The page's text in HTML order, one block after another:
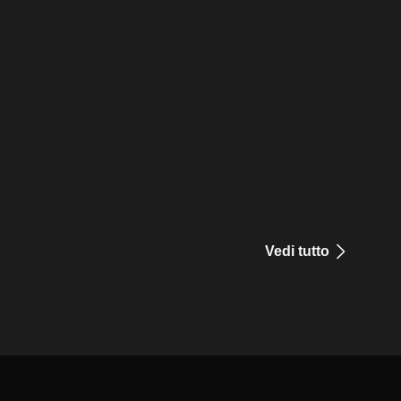
Vedi tutto